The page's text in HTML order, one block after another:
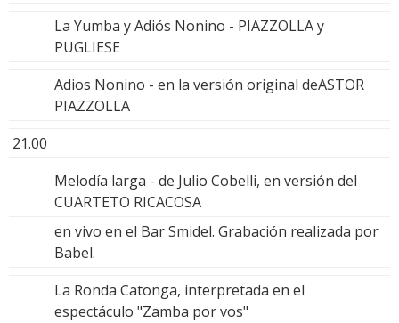
La Yumba y Adiós Nonino - PIAZZOLLA y
PUGLIESE
Adios Nonino - en la versión original deASTOR
PIAZZOLLA
21.00
Melodía larga - de Julio Cobelli, en versión del
CUARTETO RICACOSA
en vivo en el Bar Smidel. Grabación realizada por
Babel.
La Ronda Catonga, interpretada en el
espectáculo "Zamba por vos"